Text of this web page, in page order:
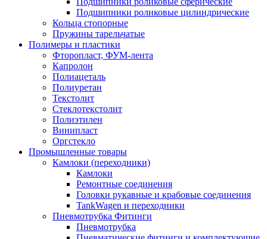
Подшипники роликовые цилиндрические
Кольца стопорные
Пружины тарельчатые
Полимеры и пластики
Фторопласт, ФУМ-лента
Капролон
Полиацеталь
Полиуретан
Текстолит
Стеклотекстолит
Полиэтилен
Винипласт
Оргстекло
Промышленные товары
Камлоки (переходники)
Камлоки
Ремонтные соединения
Головки рукавные и крабовые соединения
TankWagen и переходники
Пневмотрубка Фитинги
Пневмотрубка